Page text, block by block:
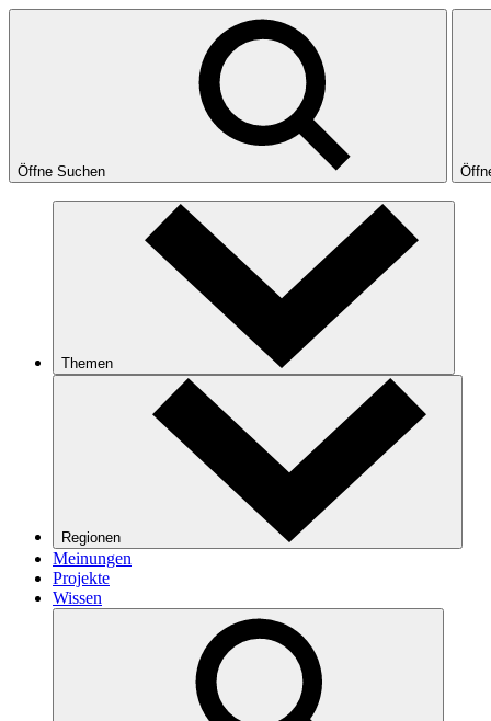
Öffne Suchen
Themen
Regionen
Meinungen
Projekte
Wissen